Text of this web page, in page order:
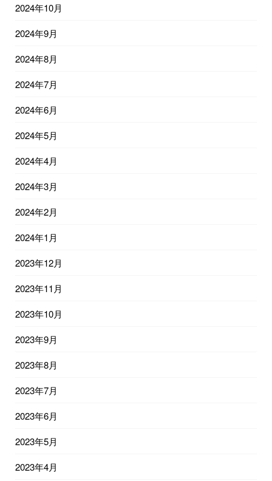
2024年10月
2024年9月
2024年8月
2024年7月
2024年6月
2024年5月
2024年4月
2024年3月
2024年2月
2024年1月
2023年12月
2023年11月
2023年10月
2023年9月
2023年8月
2023年7月
2023年6月
2023年5月
2023年4月